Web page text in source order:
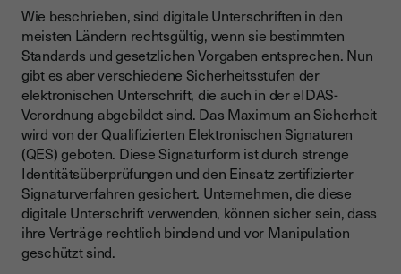
Wie beschrieben, sind digitale Unterschriften in den
meisten Ländern rechtsgültig, wenn sie bestimmten
Standards und gesetzlichen Vorgaben entsprechen. Nun
gibt es aber verschiedene Sicherheitsstufen der
elektronischen Unterschrift, die auch in der eIDAS-
Verordnung abgebildet sind. Das Maximum an Sicherheit
wird von der Qualifizierten Elektronischen Signaturen
(QES) geboten. Diese Signaturform ist durch strenge
Identitätsüberprüfungen und den Einsatz zertifizierter
Signaturverfahren gesichert. Unternehmen, die diese
digitale Unterschrift verwenden, können sicher sein, dass
ihre Verträge rechtlich bindend und vor Manipulation
geschützt sind.